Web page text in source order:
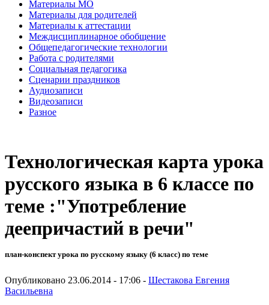
Материалы МО
Материалы для родителей
Материалы к аттестации
Междисциплинарное обобщение
Общепедагогические технологии
Работа с родителями
Социальная педагогика
Сценарии праздников
Аудиозаписи
Видеозаписи
Разное
Технологическая карта урока
русского языка в 6 классе по
теме :"Употребление
деепричастий в речи"
план-конспект урока по русскому языку (6 класс) по теме
Опубликовано 23.06.2014 - 17:06 - Шестакова Евгения
Васильевна